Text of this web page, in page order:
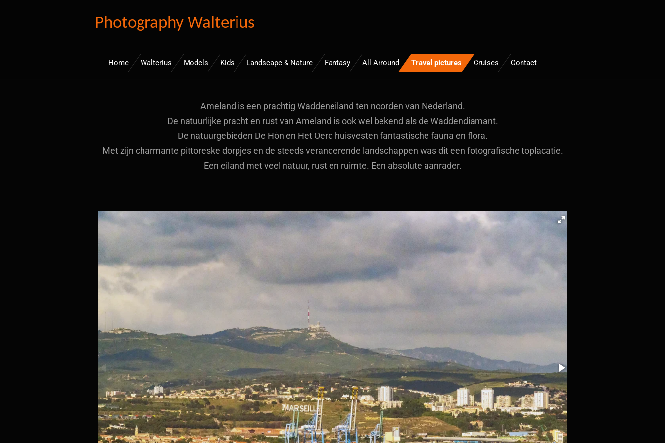
Photography Walterius
Home Walterius Models Kids Landscape & Nature Fantasy All Arround Travel pictures Cruises Contact
Ameland is een prachtig Waddeneiland ten noorden van Nederland.
De natuurlijke pracht en rust van Ameland is ook wel bekend als de Waddendiamant.
De natuurgebieden De Hôn en Het Oerd huisvesten fantastische fauna en flora.
Met zijn charmante pittoreske dorpjes en de steeds veranderende landschappen was dit een fotografische toplacatie.
Een eiland met veel natuur, rust en ruimte. Een absolute aanrader.